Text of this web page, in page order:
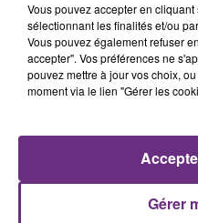
7 août 2026
LA CENTRALE
TOUJOURS À L'ARRÊT
Cela fait déjà une
Vous pouvez accepter en
sélectionnant les finalités et/ou
Vous pouvez également refuser
accepter". Vos préférences ne
pouvez mettre à jour vos choix,
moment via le lien "Gérer les
Gérer